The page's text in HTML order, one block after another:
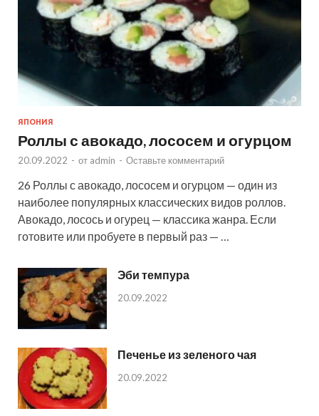
ЯПОНИЯ
Роллы с авокадо, лососем и огурцом
20.09.2022 - от admin - Оставьте комментарий
26 Роллы с авокадо, лососем и огурцом — один из
наиболее популярных классических видов роллов.
Авокадо, лосось и огурец — классика жанра. Если
готовите или пробуете в первый раз — …
Эби темпура
20.09.2022
Печенье из зеленого чая
20.09.2022